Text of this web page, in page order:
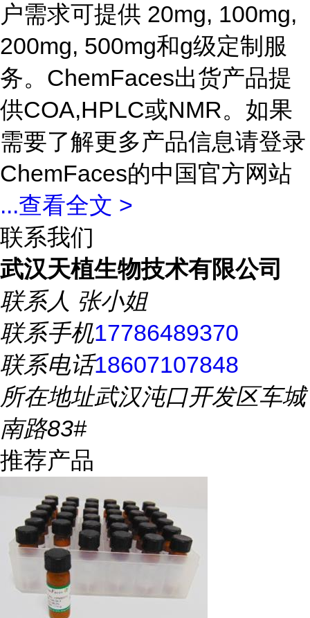
户需求可提供 20mg, 100mg,
200mg, 500mg和g级定制服
务。ChemFaces出货产品提
供COA,HPLC或NMR。如果
需要了解更多产品信息请登录
ChemFaces的中国官方网站
...查看全文 >
联系我们
武汉天植生物技术有限公司
联系人 张小姐
联系手机17786489370
联系电话18607107848
所在地址武汉沌口开发区车城
南路83#
推荐产品